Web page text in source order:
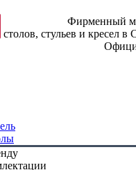
Фирменный
столов, стульев и кресел